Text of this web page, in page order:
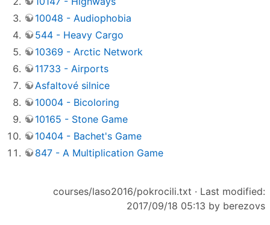
10048 - Audiophobia
544 - Heavy Cargo
10369 - Arctic Network
11733 - Airports
Asfaltové silnice
10004 - Bicoloring
10165 - Stone Game
10404 - Bachet's Game
847 - A Multiplication Game
courses/laso2016/pokrocili.txt · Last modified:
2017/09/18 05:13 by berezovs